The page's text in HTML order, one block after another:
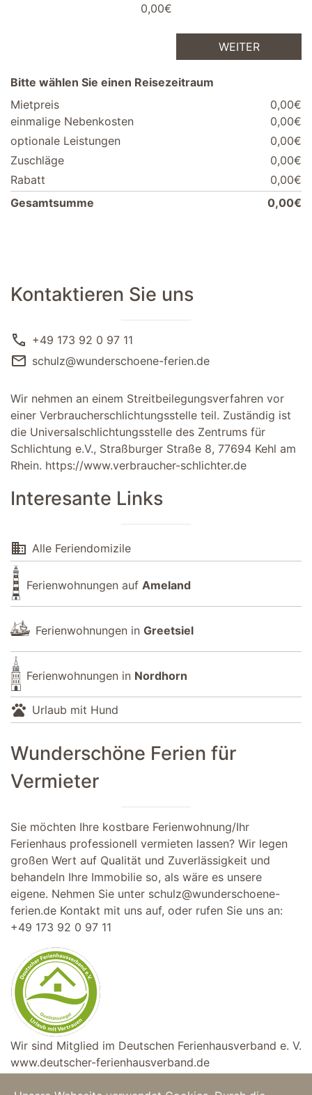
0,00€
WEITER
Bitte wählen Sie einen Reisezeitraum
Mietpreis
0,00€
einmalige Nebenkosten
0,00€
optionale Leistungen
0,00€
Zuschläge
0,00€
Rabatt
0,00€
Gesamtsumme
0,00€
Kontaktieren Sie uns
call +49 173 92 0 97 11
mail schulz@wunderschoene-ferien.de
Wir nehmen an einem Streitbeilegungsverfahren vor
einer Verbraucherschlichtungsstelle teil. Zuständig ist
die Universalschlichtungsstelle des Zentrums für
Schlichtung e.V., Straßburger Straße 8, 77694 Kehl am
Rhein. https://www.verbraucher-schlichter.de
Interesante Links
domain Alle Feriendomizile
Ferienwohnungen auf Ameland
Ferienwohnungen in Greetsiel
Ferienwohnungen in Nordhorn
pets Urlaub mit Hund
Wunderschöne Ferien für
Vermieter
Sie möchten Ihre kostbare Ferienwohnung/Ihr
Ferienhaus professionell vermieten lassen? Wir legen
großen Wert auf Qualität und Zuverlässigkeit und
behandeln Ihre Immobilie so, als wäre es unsere
eigene. Nehmen Sie unter schulz@wunderschoene-
ferien.de Kontakt mit uns auf, oder rufen Sie uns an:
+49 173 92 0 97 11
Wir sind Mitglied im Deutschen Ferienhausverband e. V.
www.deutscher-ferienhausverband.de